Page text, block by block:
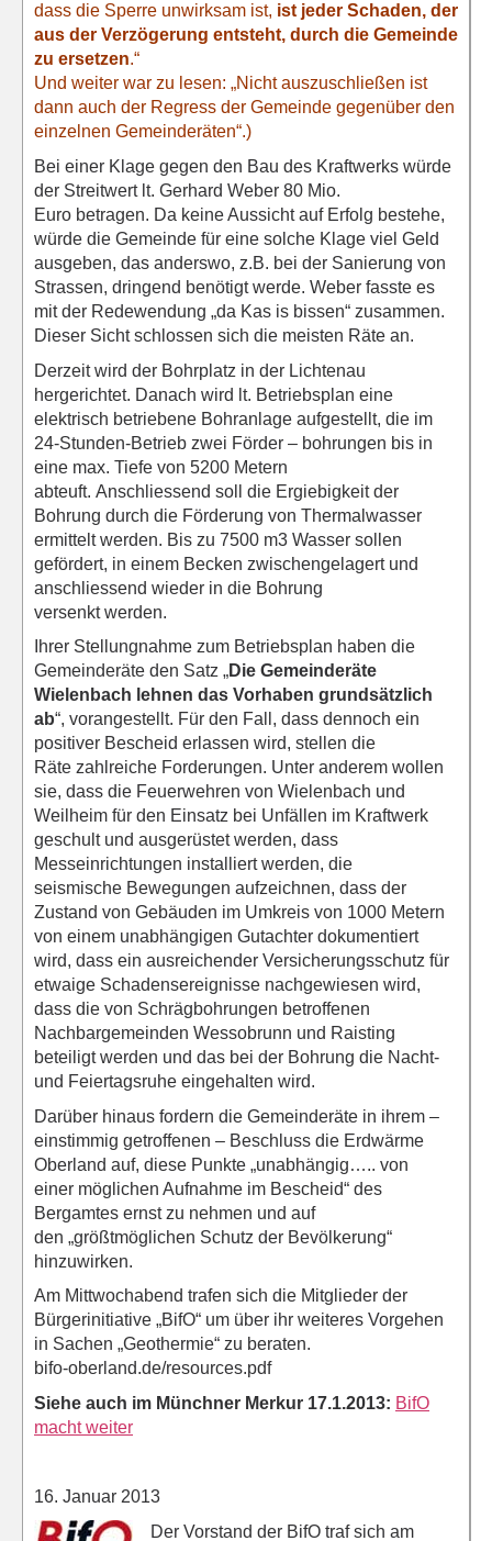
dass die Sperre unwirksam ist, ist jeder Schaden, der
aus der Verzögerung entsteht, durch die Gemeinde
zu ersetzen.“
Und weiter war zu lesen: „Nicht auszuschließen ist
dann auch der Regress der Gemeinde gegenüber den
einzelnen Gemeinderäten“.)
Bei einer Klage gegen den Bau des Kraftwerks würde
der Streitwert lt. Gerhard Weber 80 Mio.
Euro betragen. Da keine Aussicht auf Erfolg bestehe,
würde die Gemeinde für eine solche Klage viel Geld
ausgeben, das anderswo, z.B. bei der Sanierung von
Strassen, dringend benötigt werde. Weber fasste es
mit der Redewendung „da Kas is bissen“ zusammen.
Dieser Sicht schlossen sich die meisten Räte an.
Derzeit wird der Bohrplatz in der Lichtenau
hergerichtet. Danach wird lt. Betriebsplan eine
elektrisch betriebene Bohranlage aufgestellt, die im
24-Stunden-Betrieb zwei Förder – bohrungen bis in
eine max. Tiefe von 5200 Metern
abteuft. Anschliessend soll die Ergiebigkeit der
Bohrung durch die Förderung von Thermalwasser
ermittelt werden. Bis zu 7500 m3 Wasser sollen
gefördert, in einem Becken zwischengelagert und
anschliessend wieder in die Bohrung
versenkt werden.
Ihrer Stellungnahme zum Betriebsplan haben die
Gemeinderäte den Satz „Die Gemeinderäte
Wielenbach lehnen das Vorhaben grundsätzlich
ab“, vorangestellt. Für den Fall, dass dennoch ein
positiver Bescheid erlassen wird, stellen die
Räte zahlreiche Forderungen. Unter anderem wollen
sie, dass die Feuerwehren von Wielenbach und
Weilheim für den Einsatz bei Unfällen im Kraftwerk
geschult und ausgerüstet werden, dass
Messeinrichtungen installiert werden, die
seismische Bewegungen aufzeichnen, dass der
Zustand von Gebäuden im Umkreis von 1000 Metern
von einem unabhängigen Gutachter dokumentiert
wird, dass ein ausreichender Versicherungsschutz für
etwaige Schadensereignisse nachgewiesen wird,
dass die von Schrägbohrungen betroffenen
Nachbargemeinden Wessobrunn und Raisting
beteiligt werden und das bei der Bohrung die Nacht-
und Feiertagsruhe eingehalten wird.
Darüber hinaus fordern die Gemeinderäte in ihrem –
einstimmig getroffenen – Beschluss die Erdwärme
Oberland auf, diese Punkte „unabhängig….. von
einer möglichen Aufnahme im Bescheid“ des
Bergamtes ernst zu nehmen und auf
den „größtmöglichen Schutz der Bevölkerung“
hinzuwirken.
Am Mittwochabend trafen sich die Mitglieder der
Bürgerinitiative „BifO“ um über ihr weiteres Vorgehen
in Sachen „Geothermie“ zu beraten.
bifo-oberland.de/resources.pdf
Siehe auch im Münchner Merkur 17.1.2013: BifO
macht weiter
16. Januar 2013
Der Vorstand der BifO traf sich am